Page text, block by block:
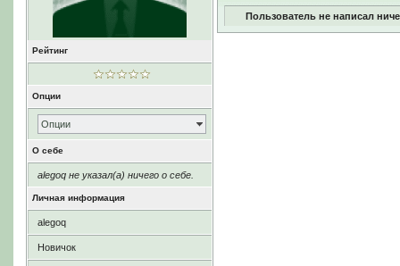
Рейтинг
Опции
Опции
О себе
alegoq не указал(а) ничего о себе.
Личная информация
alegoq
Новичок
Пользователь не написал